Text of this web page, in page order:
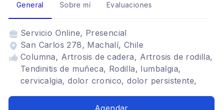
General Sobre mí Evaluaciones
Servicio Online, Presencial
San Carlos 278, Machalí, Chile
Columna, Artrosis de cadera, Artrosis de rodilla,
Tendinitis de muñeca, Rodilla, lumbalgia,
cervicalgia, dolor cronico, dolor persistente,
Crónico o persistenteAgendar